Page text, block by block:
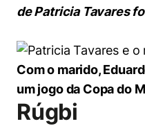
de Patricia Tavares
Com o marido,
um jogo da Copa do
Rúgbi